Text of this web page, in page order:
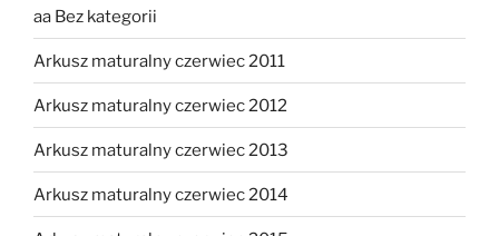
aa Bez kategorii
Arkusz maturalny czerwiec 2011
Arkusz maturalny czerwiec 2012
Arkusz maturalny czerwiec 2013
Arkusz maturalny czerwiec 2014